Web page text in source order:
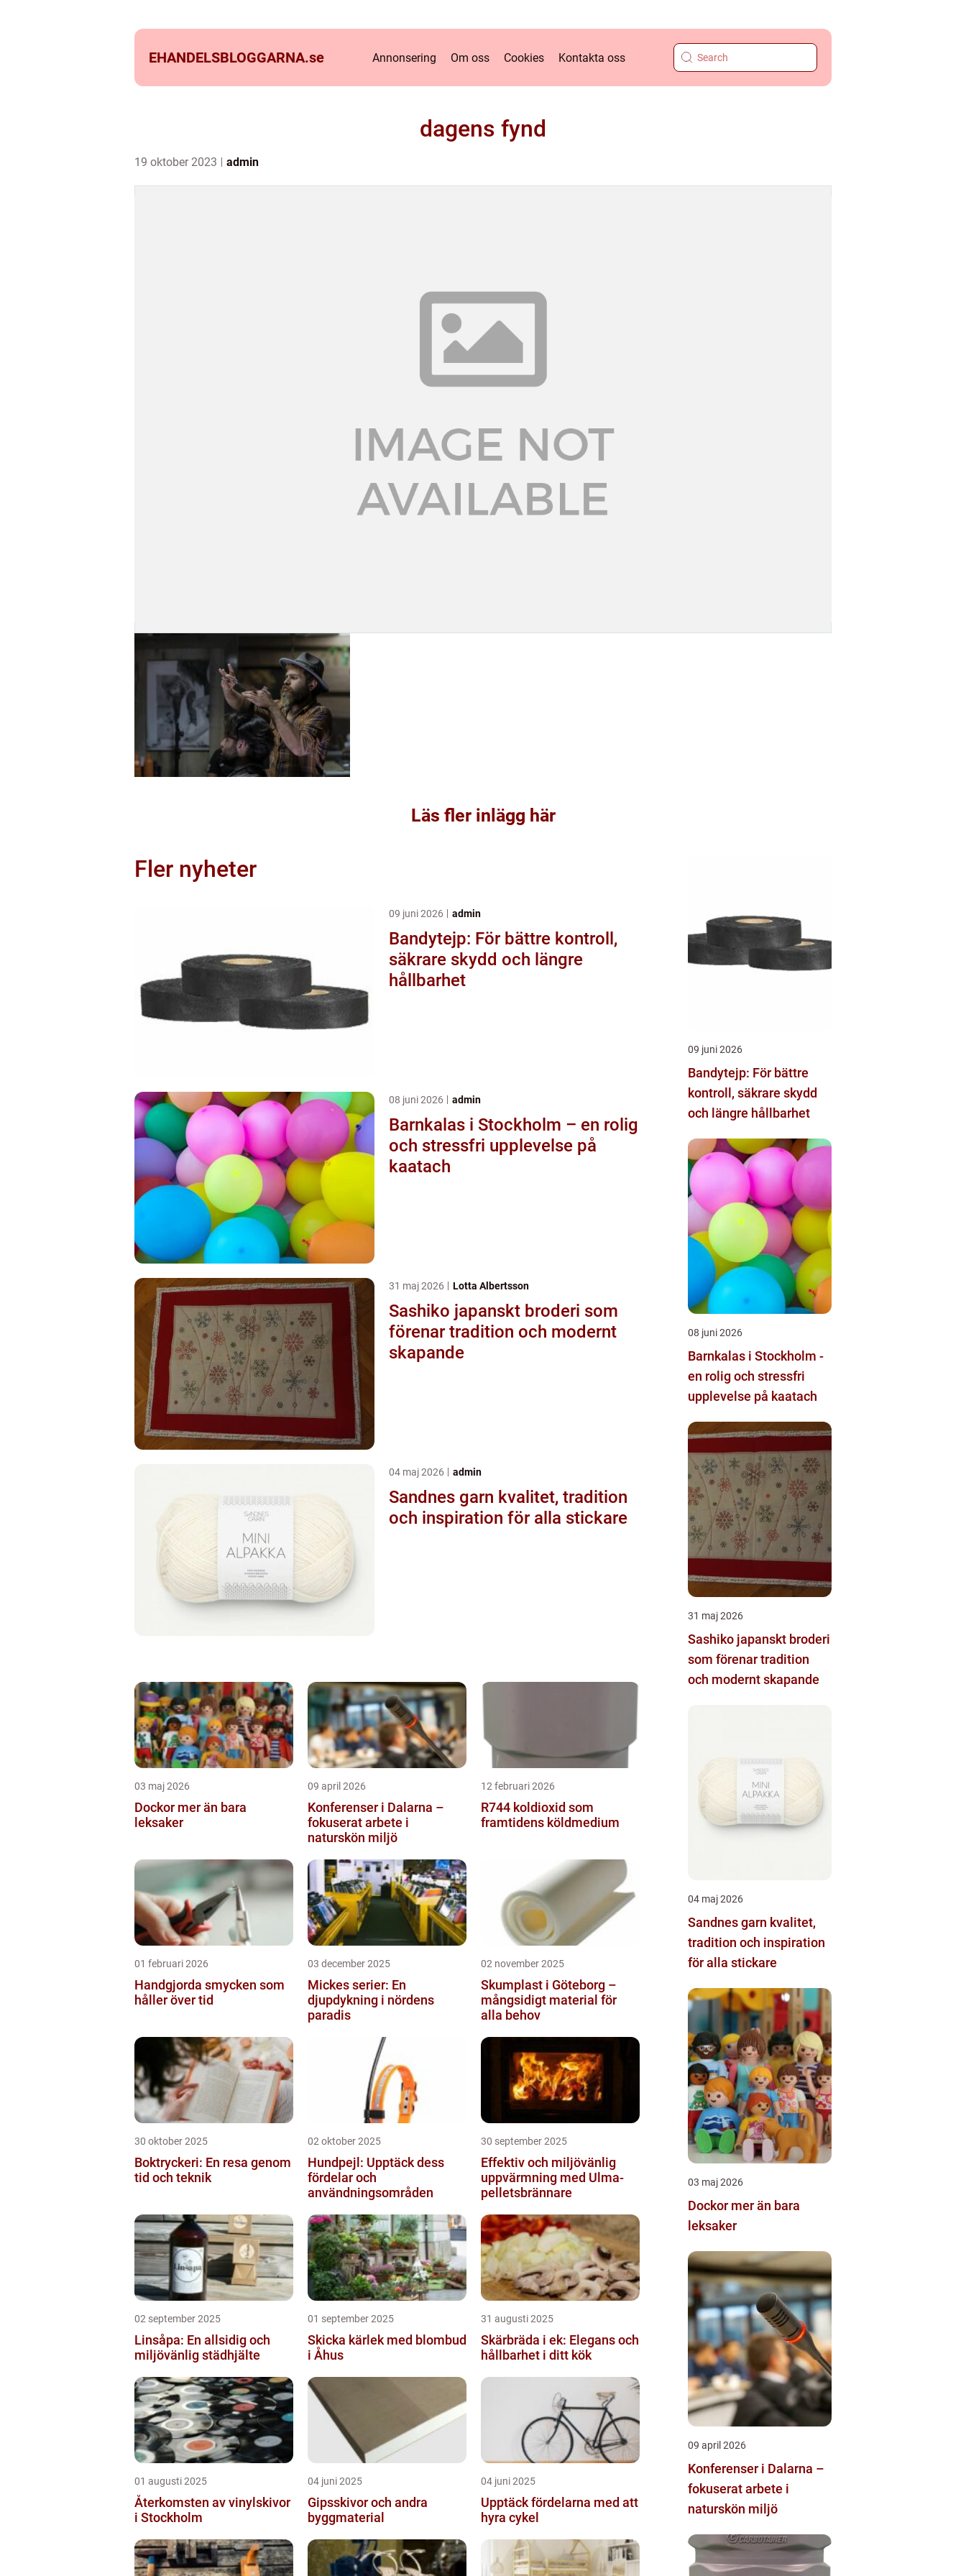
EHANDELSBLOGGARNA.se Annonsering Om oss Cookies Kontakta oss
dagens fynd
19 oktober 2023 admin
Läs fler inlägg här
Fler nyheter
09 juni 2026 admin
Bandytejp: För bättre kontroll,
säkrare skydd och längre
hållbarhet
08 juni 2026 admin
Barnkalas i Stockholm – en rolig
och stressfri upplevelse på
kaatach
31 maj 2026 Lotta Albertsson
Sashiko japanskt broderi som
förenar tradition och modernt
skapande
04 maj 2026 admin
Sandnes garn kvalitet, tradition
och inspiration för alla stickare
03 maj 2026
Dockor mer än bara
leksaker
09 april 2026
Konferenser i Dalarna –
fokuserat arbete i
naturskön miljö
12 februari 2026
R744 koldioxid som
framtidens köldmedium
01 februari 2026
Handgjorda smycken som
håller över tid
03 december 2025
Mickes serier: En
djupdykning i nördens
paradis
02 november 2025
Skumplast i Göteborg –
mångsidigt material för
alla behov
30 oktober 2025
Boktryckeri: En resa genom
tid och teknik
02 oktober 2025
Hundpejl: Upptäck dess
fördelar och
användningsområden
30 september 2025
Effektiv och miljövänlig
uppvärmning med Ulma-
pelletsbrännare
02 september 2025
Linsåpa: En allsidig och
miljövänlig städhjälte
01 september 2025
Skicka kärlek med blombud
i Åhus
31 augusti 2025
Skärbräda i ek: Elegans och
hållbarhet i ditt kök
01 augusti 2025
Återkomsten av vinylskivor
i Stockholm
04 juni 2025
Gipsskivor och andra
byggmaterial
04 juni 2025
Upptäck fördelarna med att
hyra cykel
09 juni 2026
Bandytejp: För bättre
kontroll, säkrare skydd
och längre hållbarhet
08 juni 2026
Barnkalas i Stockholm -
en rolig och stressfri
upplevelse på kaatach
31 maj 2026
Sashiko japanskt broderi
som förenar tradition
och modernt skapande
04 maj 2026
Sandnes garn kvalitet,
tradition och inspiration
för alla stickare
03 maj 2026
Dockor mer än bara
leksaker
09 april 2026
Konferenser i Dalarna –
fokuserat arbete i
naturskön miljö